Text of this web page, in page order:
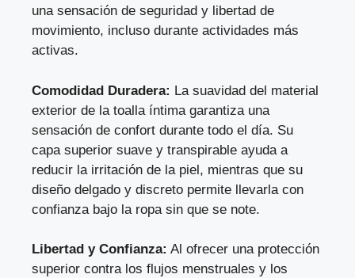
una sensación de seguridad y libertad de
movimiento, incluso durante actividades más
activas.
Comodidad Duradera: La suavidad del material
exterior de la toalla íntima garantiza una
sensación de confort durante todo el día. Su
capa superior suave y transpirable ayuda a
reducir la irritación de la piel, mientras que su
diseño delgado y discreto permite llevarla con
confianza bajo la ropa sin que se note.
Libertad y Confianza: Al ofrecer una protección
superior contra los flujos menstruales y los